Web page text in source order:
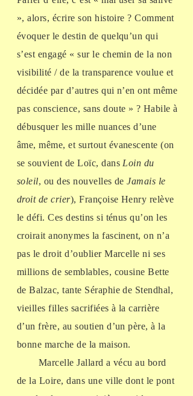
», alors, écrire son histoire ? Comment
évoquer le destin de quelqu’un qui
s’est engagé « sur le chemin de la non
visibilité / de la transparence voulue et
décidée par d’autres qui n’en ont même
pas conscience, sans doute » ? Habile à
débusquer les mille nuances d’une
âme, même, et surtout évanescente (on
se souvient de Loïc, dans Loin du
soleil, ou des nouvelles deJamais le
droit de crier), Françoise Henry relève
le défi. Ces destins si ténus qu’on les
croirait anonymes la fascinent, on n’a
pas le droit d’oublier Marcelle ni ses
millions de semblables, cousine Bette
de Balzac, tante Séraphie de Stendhal,
vieilles filles sacrifiées à la carrière
d’un frère, au soutien d’un père, à la
bonne marche de la maison.
Marcelle Jallard a vécu au bord
de la Loire, dans une ville dont le pont